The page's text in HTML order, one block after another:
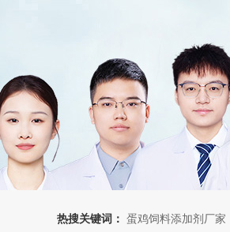
热搜关键词： 蛋鸡饲料添加剂厂家